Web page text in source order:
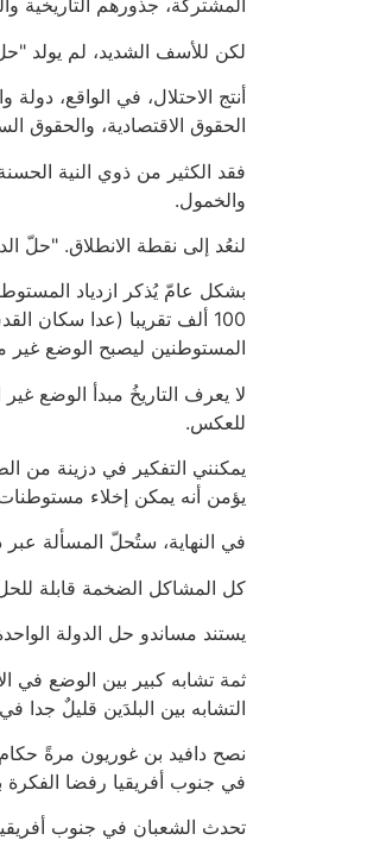
المشتركة، جذورهم التاريخية
لكن للأسف الشديد، لم يولد "حل
أنتج الاحتلال، في الواقع،
الحقوق الاقتصادية، والحقوق
فقد الكثير من ذوي النية
والخمول.
لنعُد إلى نقطة الانطلاق. "حلّ
بشكل عامّ يُذكر ازدياد
المستوطنين ليصبح الوضع غير معكوس؟ 100، 300،
لا يعرف التاريخُ مبدأ الوضع
للعكس.
يمكنني التفكير في دزينة من
يؤمن أنه يمكن إخلاء
في النهاية، ستُحلّ المسألة
كل المشاكل الضخمة قابلة للحل
يستند مساندو حل الدولة
ثمة تشابه كبير بين الوضع في
التشابه بين البلدَين قليلٌ جدا
نصح دافيد بن غوريون مرةً
في جنوب أفريقيا رفضا الفكرة
تحدث الشعبان في جنوب أفريقيا